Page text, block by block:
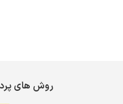
روش های